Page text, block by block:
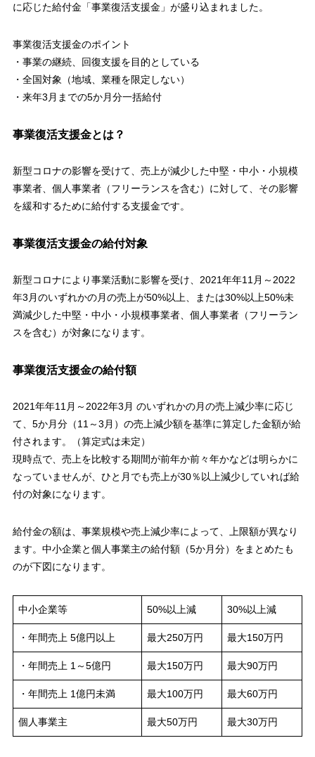
に応じた給付金「事業復活支援金」が盛り込まれました。
事業復活支援金のポイント
・事業の継続、回復支援を目的としている
・全国対象（地域、業種を限定しない）
・来年3月までの5か月分一括給付
事業復活支援金とは？
新型コロナの影響を受けて、売上が減少した中堅・中小・小規模
事業者、個人事業者（フリーランスを含む）に対して、その影響
を緩和するために給付する支援金です。
事業復活支援金の給付対象
新型コロナにより事業活動に影響を受け、2021年年11月～2022
年3月のいずれかの月の売上が50%以上、または30%以上50%未
満減少した中堅・中小・小規模事業者、個人事業者（フリーラン
スを含む）が対象になります。
事業復活支援金の給付額
2021年年11月～2022年3月 のいずれかの月の売上減少率に応じ
て、5か月分（11～3月）の売上減少額を基準に算定した金額が給
付されます。（算定式は未定）
現時点で、売上を比較する期間が前年か前々年かなどは明らかに
なっていませんが、ひと月でも売上が30％以上減少していれば給
付の対象になります。
給付金の額は、事業規模や売上減少率によって、上限額が異なり
ます。中小企業と個人事業主の給付額（5か月分）をまとめたも
のが下図になります。
中小企業等 50%以上減 30%以上減
・年間売上 5億円以上 最大250万円 最大150万円
・年間売上 1～5億円 最大150万円 最大90万円
・年間売上 1億円未満 最大100万円 最大60万円
個人事業主 最大50万円 最大30万円